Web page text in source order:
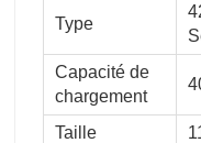
Type
Capacité de
chargement
Taille